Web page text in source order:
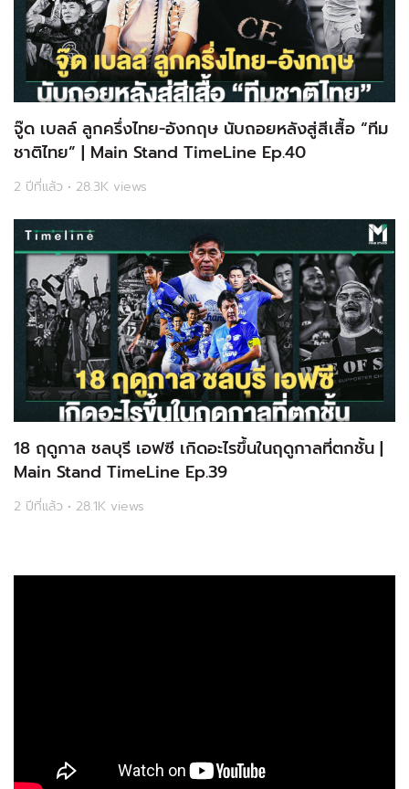
จู๊ด เบลล์ ลูกครึ่งไทย-อังกฤษ นับถอยหลังสู่สีเสื้อ “ทีม
ชาติไทย” | Main Stand TimeLine Ep.40
2 ปีที่แล้ว • 28.3K views
18 ฤดูกาล ชลบุรี เอฟซี เกิดอะไรขึ้นในฤดูกาลที่ตกชั้น |
Main Stand TimeLine Ep.39
2 ปีที่แล้ว • 28.1K views